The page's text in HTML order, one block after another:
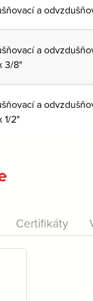
a
a
3/8"
a
1/2"
Certifikáty